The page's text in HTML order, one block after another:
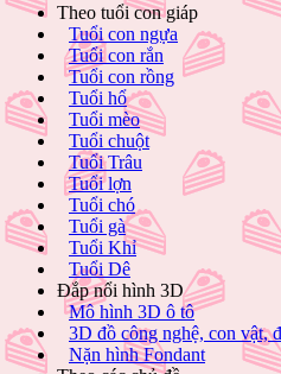
Theo tuổi con giáp
Tuổi con ngựa
Tuổi con rắn
Tuổi con rồng
Tuổi hổ
Tuổi mèo
Tuổi chuột
Tuổi Trâu
Tuổi lợn
Tuổi chó
Tuổi gà
Tuổi Khỉ
Tuổi Dê
Đắp nổi hình 3D
Mô hình 3D ô tô
3D đồ công nghệ, con vật,
Nặn hình Fondant